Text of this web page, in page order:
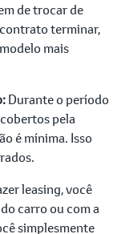
de trocar de
terminar,
mais
Durante o período
pela
é mínima. Isso
leasing, você
carro ou com a
simplesmente